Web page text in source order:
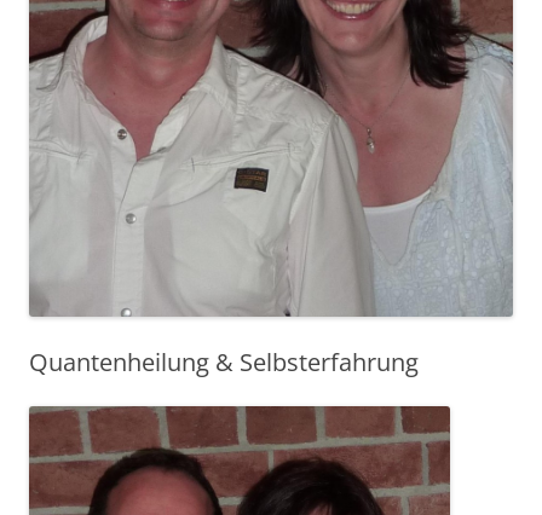
Quantenheilung & Selbsterfahrung